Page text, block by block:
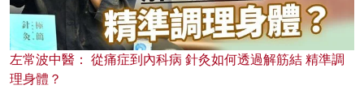
左常波中醫： 從痛症到內科病 針灸如何透過解筋結 精準調
理身體？